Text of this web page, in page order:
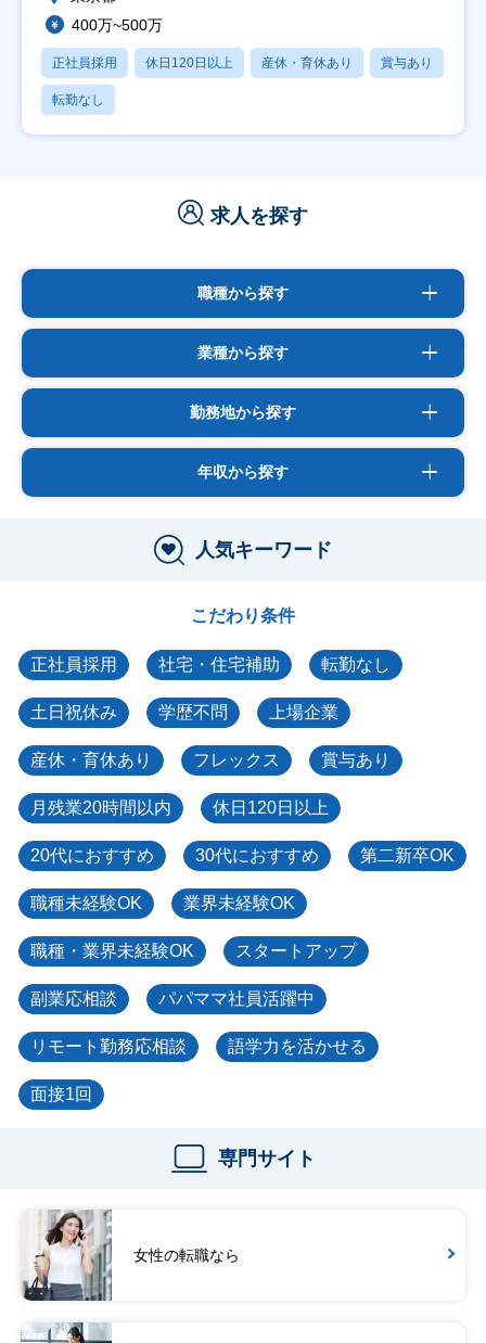
400万~500万
正社員採用 休日120日以上 産休・育休あり 賞与あり
転勤なし
求人を探す
職種から探す
業種から探す
勤務地から探す
年収から探す
人気キーワード
こだわり条件
正社員採用 社宅・住宅補助 転勤なし
土日祝休み 学歴不問 上場企業
産休・育休あり フレックス 賞与あり
月残業20時間以内 休日120日以上
20代におすすめ 30代におすすめ 第二新卒OK
職種未経験OK 業界未経験OK
職種・業界未経験OK スタートアップ
副業応相談 パパママ社員活躍中
リモート勤務応相談 語学力を活かせる
面接1回
専門サイト
女性の転職なら